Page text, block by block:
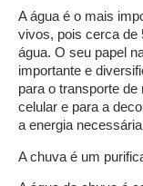
A água é o mais
vivos, pois cerca de
água. O seu papel
importante e
para o transporte
celular e para a
a energia
A chuva é um